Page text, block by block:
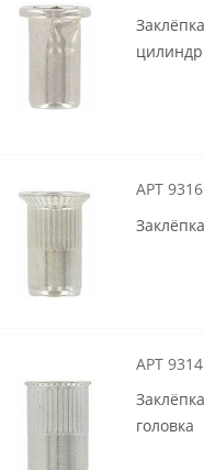
АРТ
АРТ
головка